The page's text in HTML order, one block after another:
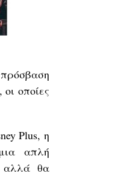
οποίες
Plus, η
απλή
αλλά θα